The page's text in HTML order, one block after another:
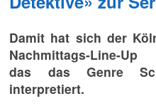
Damit hat sich der
Nachmittags-Line-Up
das das Genre
interpretiert.